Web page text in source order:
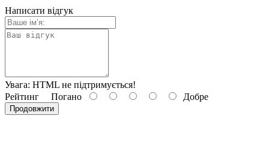
Написати відгук
Увага: HTML не підтримується!
Рейтинг Погано Добре
Продовжити